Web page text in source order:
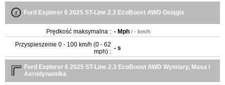
Ford Explorer 6 2025 ST-Line 2.3 EcoBoost AWD Osiągix
Prędkość maksymalna : - Mph / - km/h
Przyspieszenie 0 - 100 km/h (0 - 62
mph) : - s
Ford Explorer 6 2025 ST-Line 2.3 EcoBoost AWD Wymiary, Masa i
Aerodynamika